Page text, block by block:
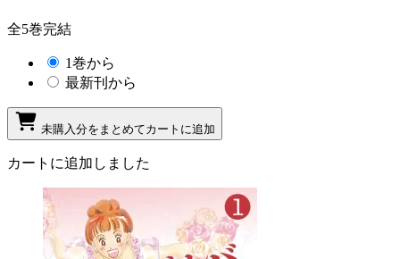
全5巻完結
1巻から
最新刊から
未購入分をまとめてカートに追加
カートに追加しました